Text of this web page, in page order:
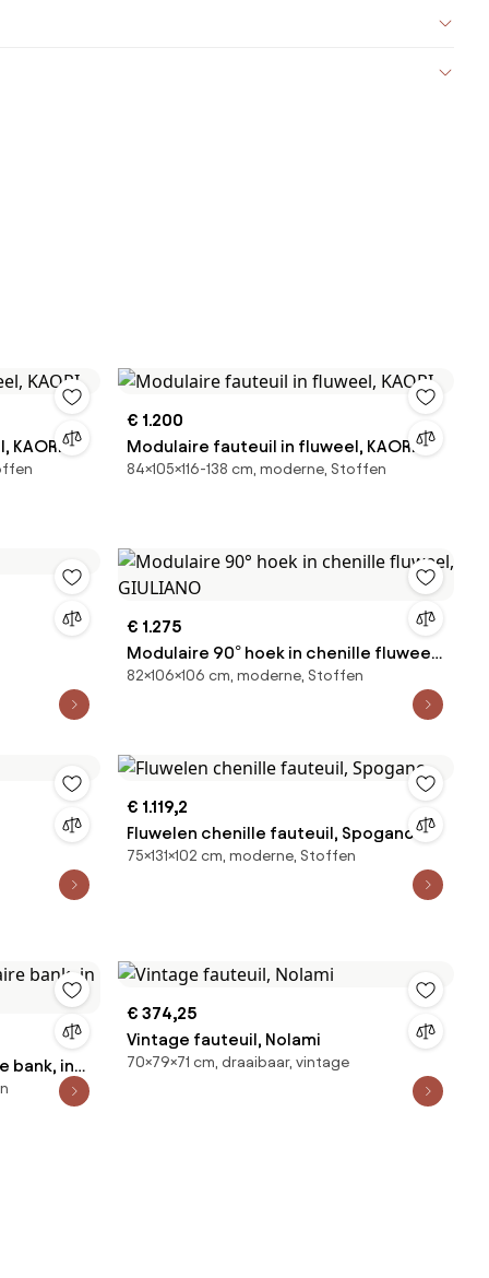
KAORI
€ 1.200
Modulaire fauteuil in fluweel, KAORI
84×105×116-138 cm, moderne, Stoffen
€ 1.275
Modulaire 90° hoek in chenille fluweel,
GIULIANO
82×106×106 cm, moderne, Stoffen
€ 1.119,2
Fluwelen chenille fauteuil, Spogano
75×131×102 cm, moderne, Stoffen
bank, in
€ 374,25
Vintage fauteuil, Nolami
70×79×71 cm, draaibaar, vintage